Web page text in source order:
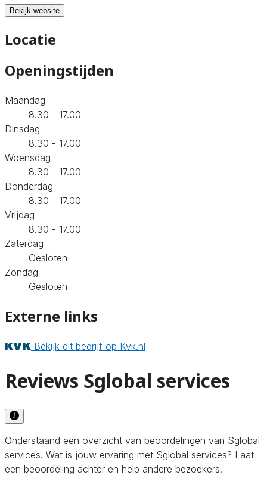
Bekijk website
Locatie
Openingstijden
Maandag
8.30 - 17.00
Dinsdag
8.30 - 17.00
Woensdag
8.30 - 17.00
Donderdag
8.30 - 17.00
Vrijdag
8.30 - 17.00
Zaterdag
Gesloten
Zondag
Gesloten
Externe links
Bekijk dit bedrijf op Kvk.nl
Reviews Sglobal services
Onderstaand een overzicht van beoordelingen van Sglobal
services. Wat is jouw ervaring met Sglobal services? Laat
een beoordeling achter en help andere bezoekers.